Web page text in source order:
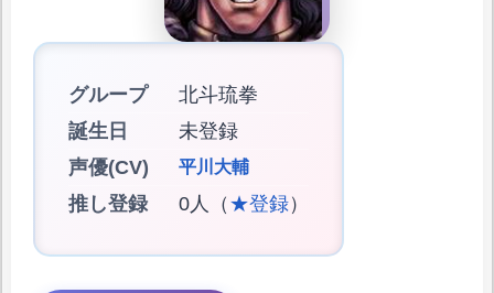
グループ
北斗琉拳
誕生日
未登録
声優(CV)
平川大輔
推し登録 0人（ ★登録）